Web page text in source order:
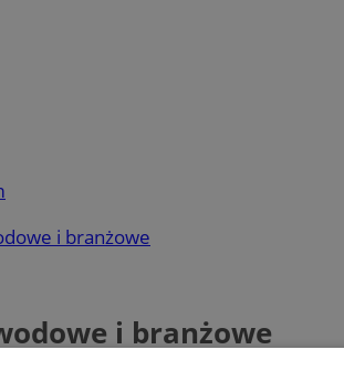
i branżowe
i branżowe